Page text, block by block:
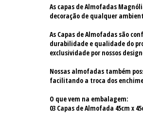
As capas de Almofadas
decoração de qualquer
As Capas de Almofadas são
durabilidade e qualidade do
exclusividade por nossos
Nossas almofadas também
facilitando a troca dos
O que vem na embalagem:
03 Capas de Almofada 45cm x